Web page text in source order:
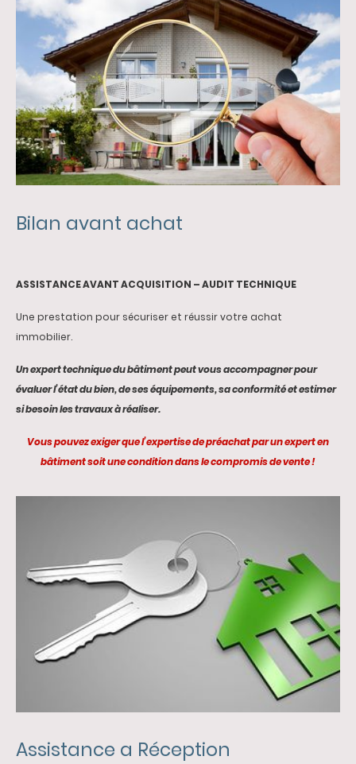
Bilan avant achat
ASSISTANCE AVANT ACQUISITION – AUDIT TECHNIQUE
Une prestation pour sécuriser et réussir votre achat
immobilier.
Un expert technique du bâtiment peut vous accompagner pour
évaluer l’état du bien, de ses équipements, sa conformité et estimer
si besoin les travaux à réaliser.
Vous pouvez exiger que l’expertise de préachat par un expert en
bâtiment soit une condition dans le compromis de vente !
Assistance a Réception